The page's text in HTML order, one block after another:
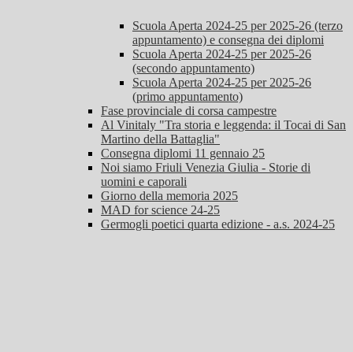
Scuola Aperta 2024-25 per 2025-26 (terzo
appuntamento) e consegna dei diplomi
Scuola Aperta 2024-25 per 2025-26
(secondo appuntamento)
Scuola Aperta 2024-25 per 2025-26
(primo appuntamento)
Fase provinciale di corsa campestre
Al Vinitaly "Tra storia e leggenda: il Tocai di San
Martino della Battaglia"
Consegna diplomi 11 gennaio 25
Noi siamo Friuli Venezia Giulia - Storie di
uomini e caporali
Giorno della memoria 2025
MAD for science 24-25
Germogli poetici quarta edizione - a.s. 2024-25